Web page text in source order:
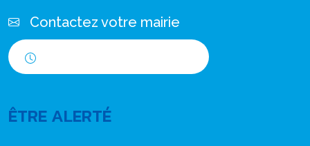
Contactez votre mairie
ÊTRE ALERTÉ